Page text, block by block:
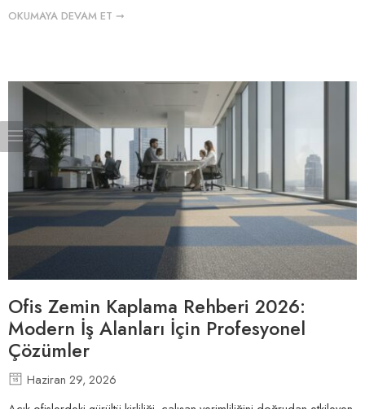
OKUMAYA DEVAM ET ➞
Ofis Zemin Kaplama Rehberi 2026:
Modern İş Alanları İçin Profesyonel
Çözümler
Haziran 29, 2026